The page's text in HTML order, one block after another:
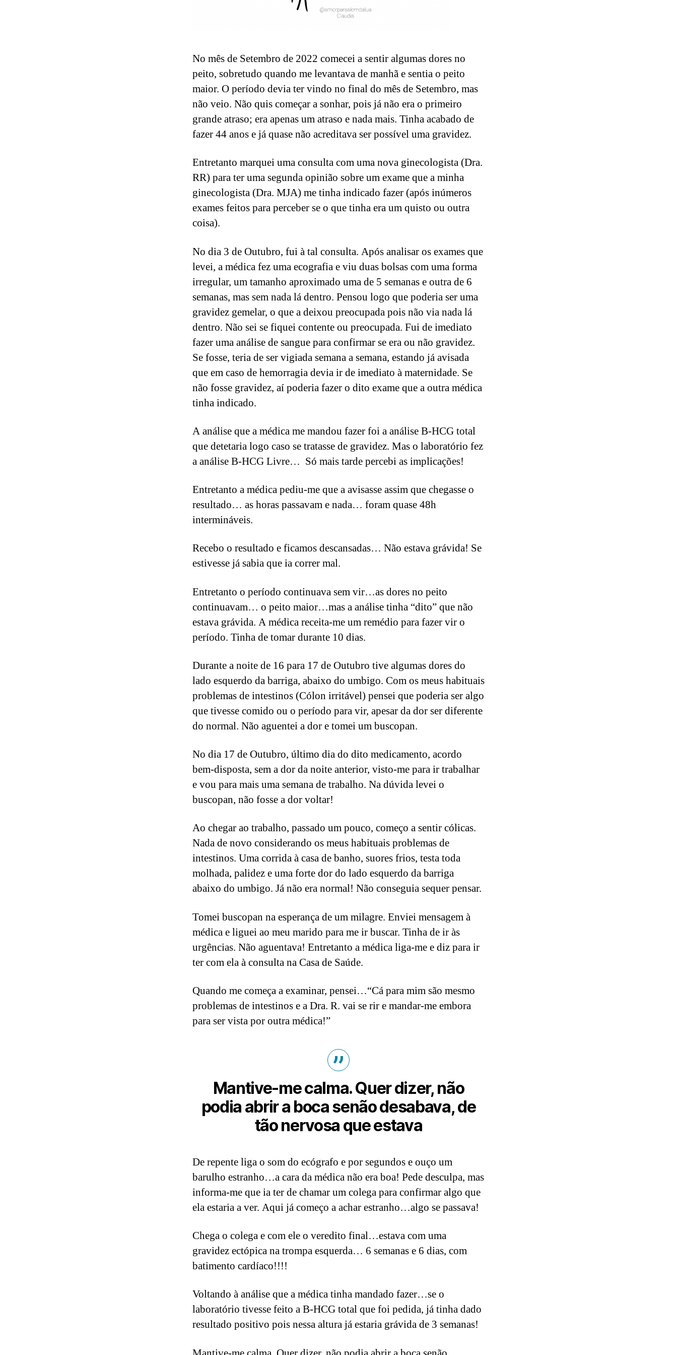
No mês de Setembro de 2022 comecei a sentir algumas dores no
peito, sobretudo quando me levantava de manhã e sentia o peito
maior. O período devia ter vindo no final do mês de Setembro, mas
não veio. Não quis começar a sonhar, pois já não era o primeiro
grande atraso; era apenas um atraso e nada mais. Tinha acabado de
fazer 44 anos e já quase não acreditava ser possível uma gravidez.
Entretanto marquei uma consulta com uma nova ginecologista (Dra.
RR) para ter uma segunda opinião sobre um exame que a minha
ginecologista (Dra. MJA) me tinha indicado fazer (após inúmeros
exames feitos para perceber se o que tinha era um quisto ou outra
coisa).
No dia 3 de Outubro, fui à tal consulta. Após analisar os exames que
levei, a médica fez uma ecografia e viu duas bolsas com uma forma
irregular, um tamanho aproximado uma de 5 semanas e outra de 6
semanas, mas sem nada lá dentro. Pensou logo que poderia ser uma
gravidez gemelar, o que a deixou preocupada pois não via nada lá
dentro. Não sei se fiquei contente ou preocupada. Fui de imediato
fazer uma análise de sangue para confirmar se era ou não gravidez.
Se fosse, teria de ser vigiada semana a semana, estando já avisada
que em caso de hemorragia devia ir de imediato à maternidade. Se
não fosse gravidez, aí poderia fazer o dito exame que a outra médica
tinha indicado.
A análise que a médica me mandou fazer foi a análise B-HCG total
que detetaria logo caso se tratasse de gravidez. Mas o laboratório fez
a análise B-HCG Livre… Só mais tarde percebi as implicações!
Entretanto a médica pediu-me que a avisasse assim que chegasse o
resultado… as horas passavam e nada… foram quase 48h
intermináveis.
Recebo o resultado e ficamos descansadas… Não estava grávida! Se
estivesse já sabia que ia correr mal.
Entretanto o período continuava sem vir…as dores no peito
continuavam… o peito maior…mas a análise tinha “dito” que não
estava grávida. A médica receita-me um remédio para fazer vir o
período. Tinha de tomar durante 10 dias.
Durante a noite de 16 para 17 de Outubro tive algumas dores do
lado esquerdo da barriga, abaixo do umbigo. Com os meus habituais
problemas de intestinos (Cólon irritável) pensei que poderia ser algo
que tivesse comido ou o período para vir, apesar da dor ser diferente
do normal. Não aguentei a dor e tomei um buscopan.
No dia 17 de Outubro, último dia do dito medicamento, acordo
bem-disposta, sem a dor da noite anterior, visto-me para ir trabalhar
e vou para mais uma semana de trabalho. Na dúvida levei o
buscopan, não fosse a dor voltar!
Ao chegar ao trabalho, passado um pouco, começo a sentir cólicas.
Nada de novo considerando os meus habituais problemas de
intestinos. Uma corrida à casa de banho, suores frios, testa toda
molhada, palidez e uma forte dor do lado esquerdo da barriga
abaixo do umbigo. Já não era normal! Não conseguia sequer pensar.
Tomei buscopan na esperança de um milagre. Enviei mensagem à
médica e liguei ao meu marido para me ir buscar. Tinha de ir às
urgências. Não aguentava! Entretanto a médica liga-me e diz para ir
ter com ela à consulta na Casa de Saúde.
Quando me começa a examinar, pensei…“Cá para mim são mesmo
problemas de intestinos e a Dra. R. vai se rir e mandar-me embora
para ser vista por outra médica!”
Mantive-me calma. Quer dizer, não
podia abrir a boca senão desabava, de
tão nervosa que estava
De repente liga o som do ecógrafo e por segundos e ouço um
barulho estranho…a cara da médica não era boa! Pede desculpa, mas
informa-me que ia ter de chamar um colega para confirmar algo que
ela estaria a ver. Aqui já começo a achar estranho…algo se passava!
Chega o colega e com ele o veredito final…estava com uma
gravidez ectópica na trompa esquerda… 6 semanas e 6 dias, com
batimento cardíaco!!!!
Voltando à análise que a médica tinha mandado fazer…se o
laboratório tivesse feito a B-HCG total que foi pedida, já tinha dado
resultado positivo pois nessa altura já estaria grávida de 3 semanas!